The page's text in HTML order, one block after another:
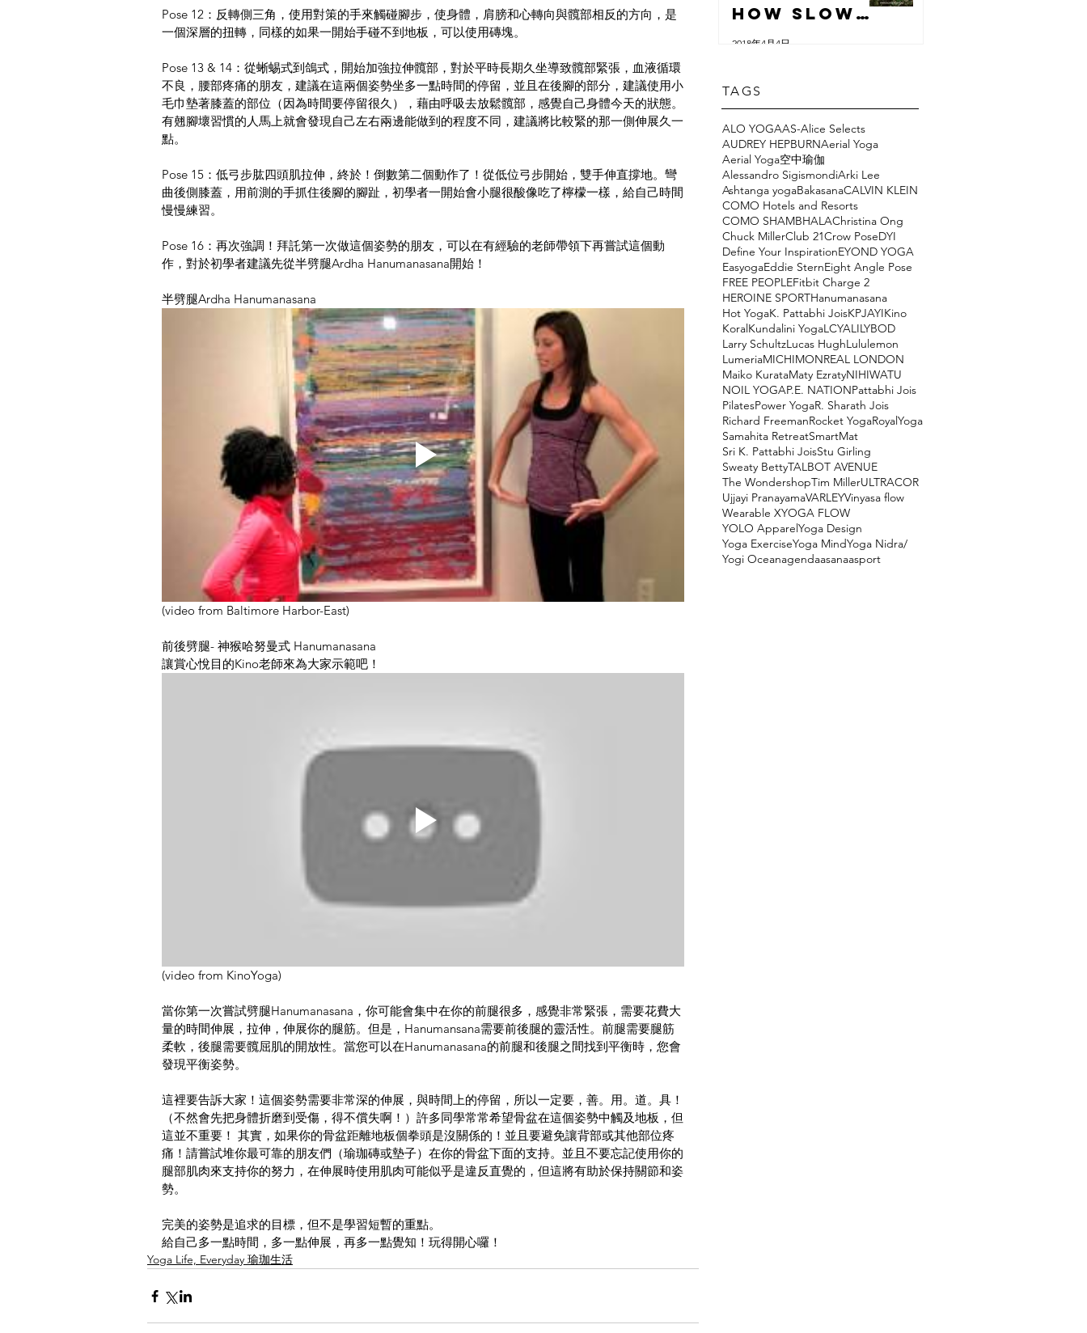
Pose 12：反轉側三角，使用對策的手來觸碰腳步，使身體，肩膀和心轉向與髖部相反的方向，是
一個深層的扭轉，同樣的如果一開始手碰不到地板，可以使用磚塊。
Pose 13 & 14：從蜥蜴式到鴿式，開始加強拉伸髖部，對於平時長期久坐導致髖部緊張，血液循環
不良，腰部疼痛的朋友，建議在這兩個姿勢坐多一點時間的停留，並且在後腳的部分，建議使用小
毛巾墊著膝蓋的部位（因為時間要停留很久），藉由呼吸去放鬆髖部，感覺自己身體今天的狀態。
有翹腳壞習慣的人馬上就會發現自己左右兩邊能做到的程度不同，建議將比較緊的那一側伸展久一
點。
Pose 15：低弓步肱四頭肌拉伸，終於！倒數第二個動作了！從低位弓步開始，雙手伸直撐地。彎
曲後側膝蓋，用前測的手抓住後腳的腳趾，初學者一開始會小腿很酸像吃了檸檬一樣，給自己時間
慢慢練習。
Pose 16：再次強調！拜託第一次做這個姿勢的朋友，可以在有經驗的老師帶領下再嘗試這個動
作，對於初學者建議先從半劈腿Ardha Hanumanasana開始！
半劈腿Ardha Hanumanasana
(video from Baltimore Harbor-East)
前後劈腿- 神猴哈努曼式 Hanumanasana
讓賞心悅目的Kino老師來為大家示範吧！
(video from KinoYoga)
當你第一次嘗試劈腿Hanumanasana，你可能會集中在你的前腿很多，感覺非常緊張，需要花費大
量的時間伸展，拉伸，伸展你的腿筋。但是，Hanumansana需要前後腿的靈活性。前腿需要腿筋
柔軟，後腿需要髖屈肌的開放性。當您可以在Hanumanasana的前腿和後腿之間找到平衡時，您會
發現平衡姿勢。
這裡要告訴大家！這個姿勢需要非常深的伸展，與時間上的停留，所以一定要，善。用。道。具！
（不然會先把身體折磨到受傷，得不償失啊！）許多同學常常希望骨盆在這個姿勢中觸及地板，但
這並不重要！ 其實，如果你的骨盆距離地板個拳頭是沒關係的！並且要避免讓背部或其他部位疼
痛！請嘗試堆你最可靠的朋友們（瑜珈磚或墊子）在你的骨盆下面的支持。並且不要忘記使用你的
腿部肌肉來支持你的努力，在伸展時使用肌肉可能似乎是違反直覺的，但這將有助於保持關節和姿
勢。
完美的姿勢是追求的目標，但不是學習短暫的重點。
給自己多一點時間，多一點伸展，再多一點覺知！玩得開心囉！
Yoga Life, Everyday 瑜珈生活
how slowly
you go, as
stop.”
2018年4月4日
TAGS
ALO YOGAAS-Alice Selects
AUDREY HEPBURNAerial Yoga
Aerial Yoga空中瑜伽
Alessandro SigismondiArki Lee
Ashtanga yogaBakasanaCALVIN KLEIN
COMO Hotels and Resorts
COMO SHAMBHALAChristina Ong
Chuck MillerClub 21Crow PoseDYI
Define Your InspirationEYOND YOGA
EasyogaEddie SternEight Angle Pose
FREE PEOPLEFitbit Charge 2
HEROINE SPORTHanumanasana
Hot YogaK. Pattabhi JoisKPJAYIKino
KoralKundalini YogaLCYALILYBOD
Larry SchultzLucas HughLululemon
LumeriaMICHIMONREAL LONDON
Maiko KurataMaty EzratyNIHIWATU
NOIL YOGAP.E. NATIONPattabhi Jois
PilatesPower YogaR. Sharath Jois
Richard FreemanRocket YogaRoyalYoga
Samahita RetreatSmartMat
Sri K. Pattabhi JoisStu Girling
Sweaty BettyTALBOT AVENUE
The WondershopTim MillerULTRACOR
Ujjayi PranayamaVARLEYVinyasa flow
Wearable XYOGA FLOW
YOLO ApparelYoga Design
Yoga ExerciseYoga MindYoga Nidra/
Yogi Oceanagendaasanaasport